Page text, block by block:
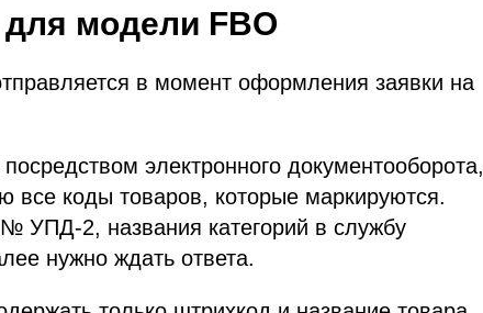
модели FBO
в момент оформления заявки на
электронного документооборота,
все коды товаров, которые маркируются.
УПД-2, названия категорий в службу
нужно ждать ответа.